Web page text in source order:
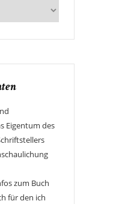
Eigentum des
zum Buch
für den ich